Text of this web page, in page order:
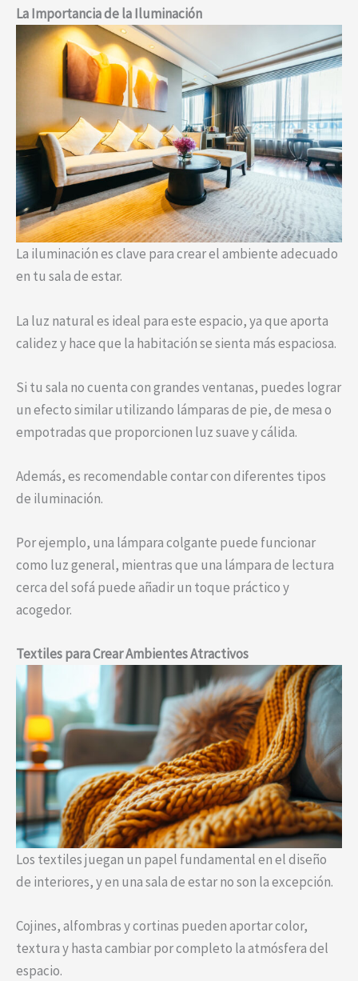
La Importancia de la Iluminación
La iluminación es clave para crear el ambiente adecuado
en tu sala de estar.
La luz natural es ideal para este espacio, ya que aporta
calidez y hace que la habitación se sienta más espaciosa.
Si tu sala no cuenta con grandes ventanas, puedes lograr
un efecto similar utilizando lámparas de pie, de mesa o
empotradas que proporcionen luz suave y cálida.
Además, es recomendable contar con diferentes tipos
de iluminación.
Por ejemplo, una lámpara colgante puede funcionar
como luz general, mientras que una lámpara de lectura
cerca del sofá puede añadir un toque práctico y
acogedor.
Textiles para Crear Ambientes Atractivos
Los textiles juegan un papel fundamental en el diseño
de interiores, y en una sala de estar no son la excepción.
Cojines, alfombras y cortinas pueden aportar color,
textura y hasta cambiar por completo la atmósfera del
espacio.